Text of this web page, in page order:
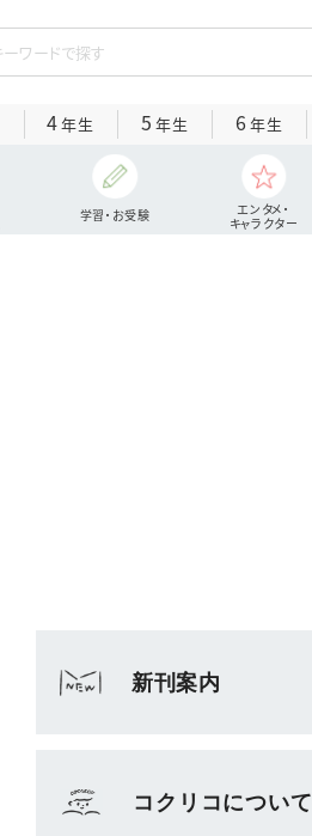
4年生 5 年生 6 年生
学習・お受験
エンタメ・
キャラクター
新刊案内
コクリコについて